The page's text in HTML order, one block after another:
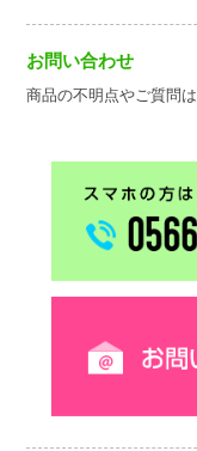
お問い合わせ
商品の不明点やご質問